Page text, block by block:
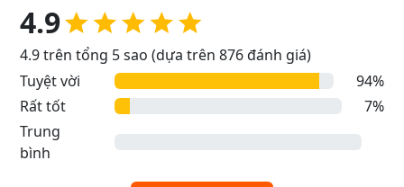
4.9
4.9 trên tổng 5 sao (dựa trên 876 đánh giá)
Tuyệt vời
94%
Rất tốt
7%
Trung
bình